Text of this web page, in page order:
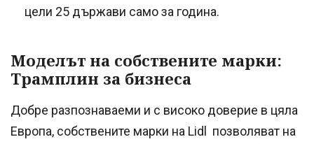
цели 25 държави само за година.
Моделът на собствените марки:
Трамплин за бизнеса
Добре разпознаваеми и с високо доверие в цяла
Европа, собствените марки на Lidl позволяват на